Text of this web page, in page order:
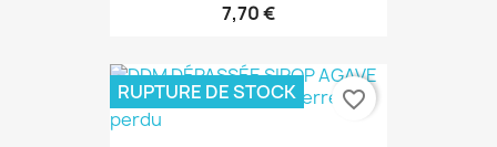
7,70 €
RUPTURE DE STOCK favorite_border